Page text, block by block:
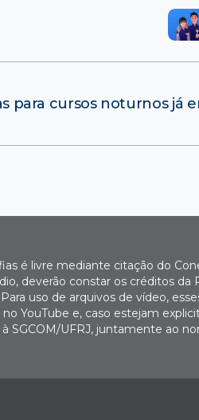
para cursos noturnos já
é livre mediante citação do
deverão constar os créditos da
uso de arquivos de vídeo,
YouTube e, caso estejam
SGCOM/UFRJ, juntamente ao